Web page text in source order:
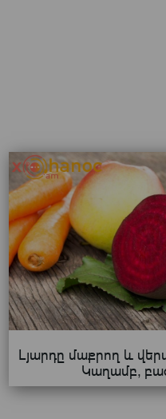
Լյարդը մաքրող և
Կաղամբ,